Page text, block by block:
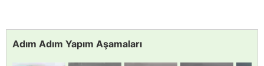
Adım Adım Yapım Aşamaları